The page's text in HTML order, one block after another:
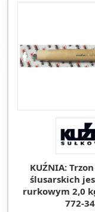
KUŹNIA:
ślusarskich
rurkowym 2,0
772-